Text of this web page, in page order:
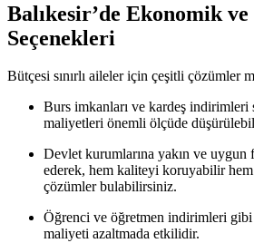
Balıkesir’de Ekonomik
Seçenekleri
Bütçesi sınırlı aileler için çeşitli çözümler
Burs imkanları ve kardeş indirimleri
maliyetleri önemli ölçüde
Devlet kurumlarına yakın ve uygun
ederek, hem kaliteyi koruyabilir
çözümler bulabilirsiniz.
Öğrenci ve öğretmen indirimleri
maliyeti azaltmada etkilidir.